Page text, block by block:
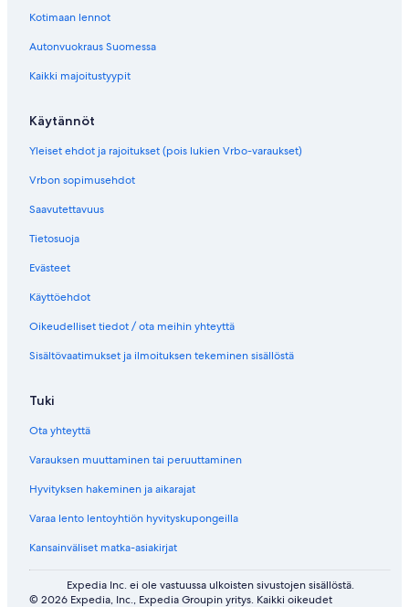
Kotimaan lennot
Autonvuokraus Suomessa
Kaikki majoitustyypit
Käytännöt
Yleiset ehdot ja rajoitukset (pois lukien Vrbo-varaukset)
Vrbon sopimusehdot
Saavutettavuus
Tietosuoja
Evästeet
Käyttöehdot
Oikeudelliset tiedot / ota meihin yhteyttä
Sisältövaatimukset ja ilmoituksen tekeminen sisällöstä
Tuki
Ota yhteyttä
Varauksen muuttaminen tai peruuttaminen
Hyvityksen hakeminen ja aikarajat
Varaa lento lentoyhtiön hyvityskupongeilla
Kansainväliset matka-asiakirjat
Expedia Inc. ei ole vastuussa ulkoisten sivustojen sisällöstä.
© 2026 Expedia, Inc., Expedia Groupin yritys. Kaikki oikeudet